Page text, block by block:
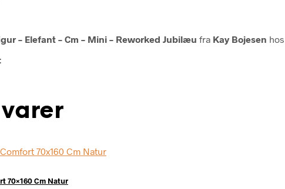
– Elefant – Cm – Mini – Reworked Jubilæu fra Kay Bojesen
70×160 Cm Natur